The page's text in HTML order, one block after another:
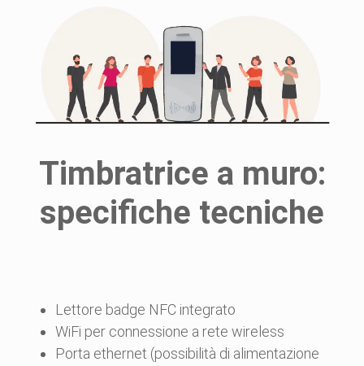
Timbratrice a muro:
specifiche tecniche
Lettore badge NFC integrato
WiFi per connessione a rete wireless
Porta ethernet (possibilità di alimentazione